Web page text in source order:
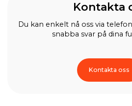
Kontakta
Du kan enkelt nå oss via
snabba svar på dina
Kontakta oss